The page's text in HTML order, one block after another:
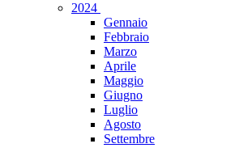
2024
Gennaio
Febbraio
Marzo
Aprile
Maggio
Giugno
Luglio
Agosto
Settembre